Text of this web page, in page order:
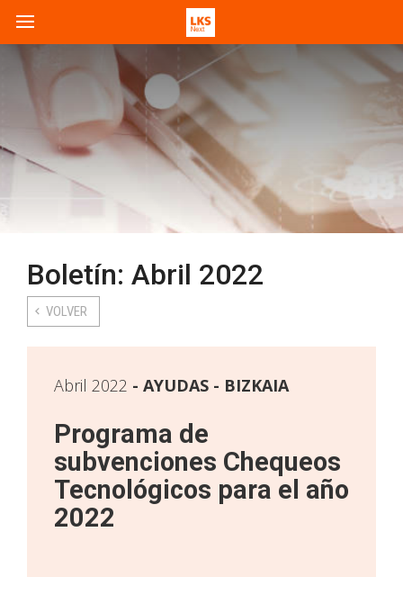
Boletín: Abril 2022
VOLVER
Abril 2022 AYUDAS - BIZKAIA
Programa de
subvenciones Chequeos
Tecnológicos para el año
2022